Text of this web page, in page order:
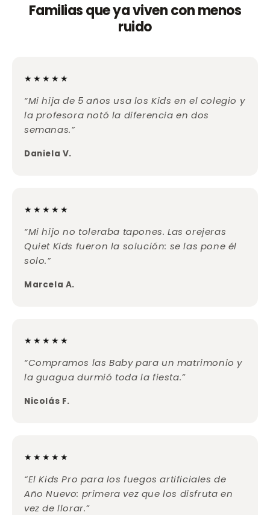
Familias que ya viven con menos
ruido
★★★★★
“Mi hija de 5 años usa los Kids en el colegio y
la profesora notó la diferencia en dos
semanas.”
Daniela V.
★★★★★
“Mi hijo no toleraba tapones. Las orejeras
Quiet Kids fueron la solución: se las pone él
solo.”
Marcela A.
★★★★★
“Compramos las Baby para un matrimonio y
la guagua durmió toda la fiesta.”
Nicolás F.
★★★★★
“El Kids Pro para los fuegos artificiales de
Año Nuevo: primera vez que los disfruta en
vez de llorar.”